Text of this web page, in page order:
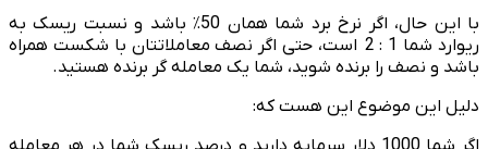
با این حال، اگر نرخ برد شما همان 50٪ باشد و نسبت ریسک به
ریوارد شما 1 : 2 است، حتی اگر نصف معاملاتتان با شکست همراه
باشد و نصف را برنده شوید، شما یک معامله گر برنده هستید.
دلیل این موضوع این هست که: